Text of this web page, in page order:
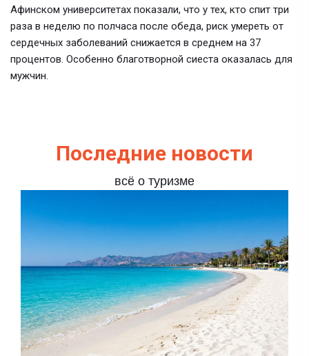
Афинском университетах показали, что у тех, кто спит три
раза в неделю по полчаса после обеда, риск умереть от
сердечных заболеваний снижается в среднем на 37
процентов. Особенно благотворной сиеста оказалась для
мужчин.
Последние новости
всё о туризме